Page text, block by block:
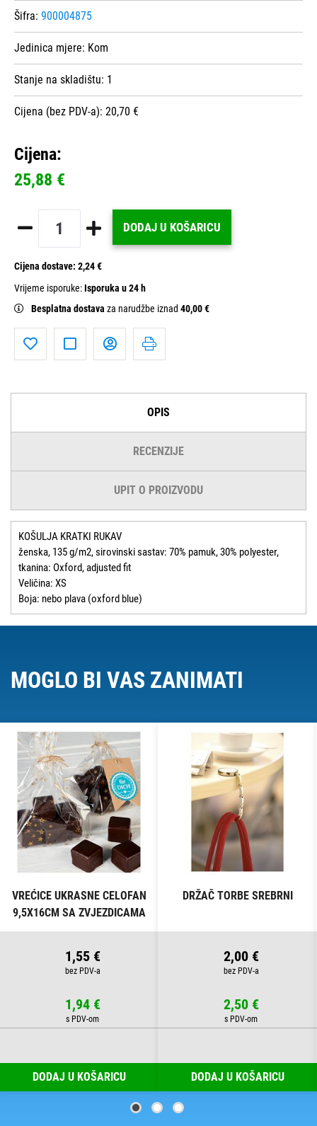
Šifra: 900004875
Jedinica mjere: Kom
Stanje na skladištu: 1
Cijena (bez PDV-a): 20,70 €
Cijena:
25,88 €
DODAJ U KOŠARICU
Cijena dostave: 2,24 €
Vrijeme isporuke:Isporuka u 24 h
Besplatna dostava za narudžbe iznad 40,00 €
OPIS
RECENZIJE
UPIT O PROIZVODU
KOŠULJA KRATKI RUKAV
ženska, 135 g/m2, sirovinski sastav: 70% pamuk, 30% polyester,
tkanina: Oxford, adjusted fit
Veličina: XS
Boja: nebo plava (oxford blue)
MOGLO BI VAS ZANIMATI
VREĆICE UKRASNE CELOFAN
9,5X16CM SA ZVJEZDICAMA
PK10 HEYDA 20-30892 50
1,55 €
1,94 €
DODAJ U KOŠARICU
DRŽAČ TORBE SREBRNI
2,00 €
2,50 €
DODAJ U KOŠARICU